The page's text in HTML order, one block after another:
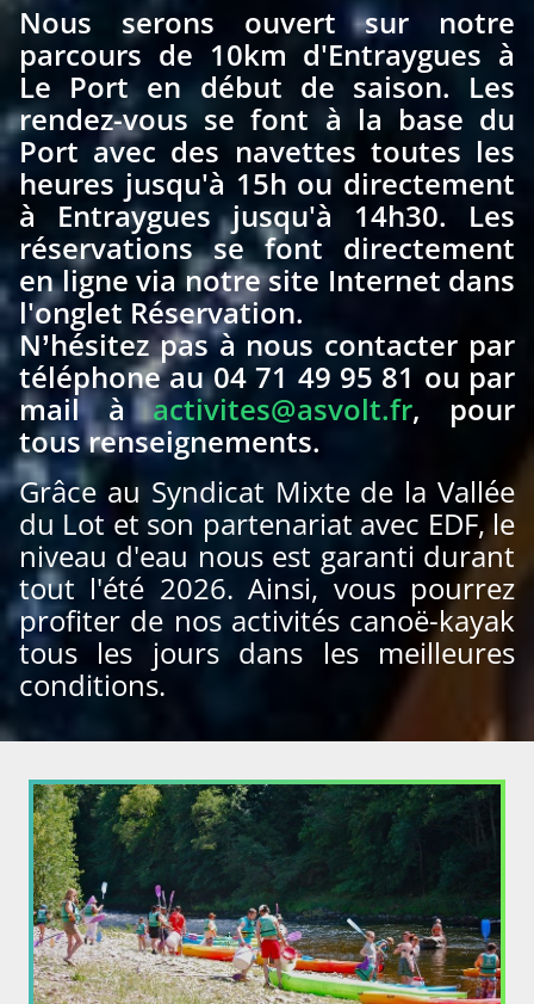
Nous serons ouvert sur notre
parcours de 10km d'Entraygues à
Le Port en début de saison. Les
rendez-vous se font à la base du
Port avec des navettes toutes les
heures jusqu'à 15h ou directement
à Entraygues jusqu'à 14h30. Les
réservations se font directement
en ligne via notre site Internet dans
l'onglet Réservation.
N’hésitez pas à nous contacter par
téléphone au 04 71 49 95 81 ou par
mail à
activites@asvolt.fr, pour
tous renseignements.
Grâce au Syndicat Mixte de la Vallée
du Lot et son partenariat avec EDF, le
niveau d'eau nous est garanti durant
tout l'été 2026. Ainsi, vous pourrez
profiter de nos activités canoë-kayak
tous les jours dans les meilleures
conditions.